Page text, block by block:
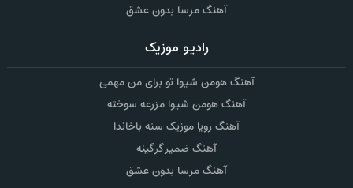
آهنگ مرسا بدون عشق
رادیو موزیک
آهنگ هومن شیوا تو برای من مهمی
آهنگ هومن شیوا مزرعه سوخته
آهنگ رویا موزیک سنه باخاندا
آهنگ ضمیر گرگینه
آهنگ مرسا بدون عشق